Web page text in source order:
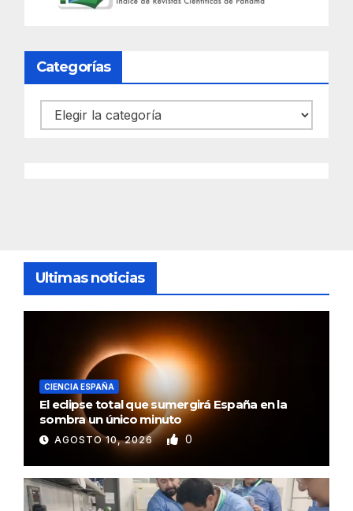
Categorías
Categorías
Ultimas noticias
CIENCIA ESPAÑA
El eclipse total que sumergirá España en la
sombra un único minuto
AGOSTO 10, 2026 0